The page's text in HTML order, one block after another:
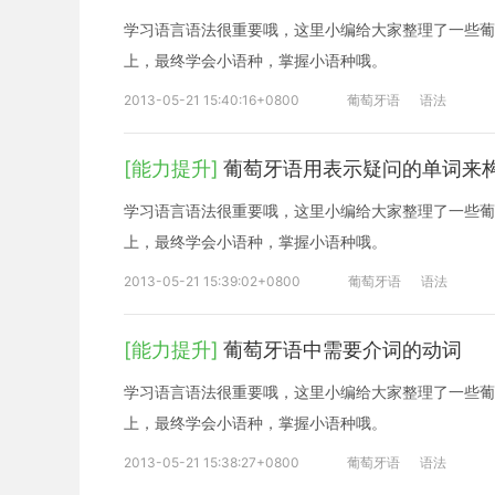
学习语言语法很重要哦，这里小编给大家整理了一些
上，最终学会小语种，掌握小语种哦。
2013-05-21 15:40:16+0800 葡萄牙语 语法
[能力提升] 葡萄牙语用表示疑问的单词来
学习语言语法很重要哦，这里小编给大家整理了一些
上，最终学会小语种，掌握小语种哦。
2013-05-21 15:39:02+0800 葡萄牙语 语法
[能力提升] 葡萄牙语中需要介词的动词
学习语言语法很重要哦，这里小编给大家整理了一些
上，最终学会小语种，掌握小语种哦。
2013-05-21 15:38:27+0800 葡萄牙语 语法